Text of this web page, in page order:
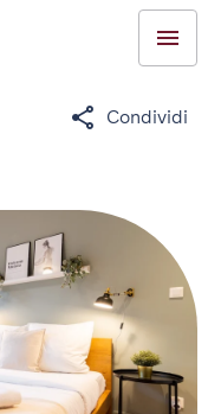
Condividi